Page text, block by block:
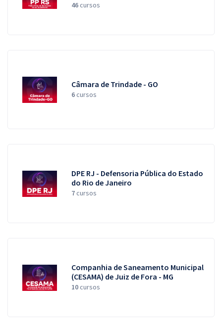
46cursos
Câmara de Trindade - GO
6cursos
DPE RJ - Defensoria Pública do Estado
do Rio de Janeiro
7cursos
Companhia de Saneamento Municipal
(CESAMA) de Juiz de Fora - MG
10cursos